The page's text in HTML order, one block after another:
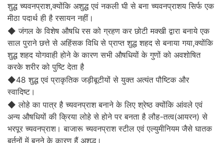
शुद्ध च्यवनप्राश,क्योंकि अशुद्ध एवं नकली घी से बना च्यवनप्राशय सिर्फ एक
मीठा पदार्थ ही है रसायन नहीं।
◆ जंगल के विशेष औषधि रस को ग्रहण कर छोटी मक्खी द्वारा बनाये एक
साल पुराने छत्ते से अहिंसक विधि से प्राप्त शुद्ध शहद से बनाया गया,क्योंकि
शुद्ध शहद योगवाही होने के कारण सभी औषधियों के गुणों को अवशोषित
करके शरीर को पुष्टि देता है
◆48 शुद्ध एवं प्राकृतिक जड़ीबूटीयों से युक्त अत्यंत पौष्टिक और
स्वादिष्ट।
◆ लोहे का पात्र है च्यवनप्राश बनाने के लिए श्रेष्ठ क्योंकि आंवले एवं
अन्य औषधियों की क्रिया लोहे से होने पर बनता है लौह-तत्व(आयरन) से
भरपूर च्यवनप्राश। बाजारू च्यवनप्राश स्टील एवं एल्युमीनियम जैसे घातक
बर्तनों में बनने के कारण हैं अशुद्ध।